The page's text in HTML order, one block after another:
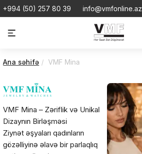
+994 (50) 257 80 39 info@vmfonline.az
Ana səhifə VMF Mina
VMF Mina – Zəriflik və Unikal
Dizaynın Birləşməsi
Ziynət əşyaları qadınların
gözəlliyinə əlavə bir parlaqlıq